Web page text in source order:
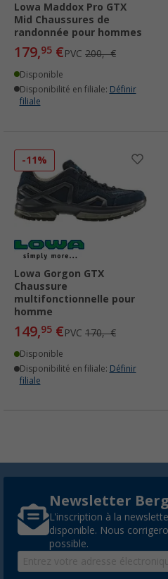
Lowa Maddox Pro GTX
Mid Chaussures de
randonnée pour hommes
179,95 €PVC 200,- €
Disponible
Disponibilité en filiale: Définir
filiale
-11%
Lowa Gorgon GTX
Chaussure
multifonctionnelle pour
homme
149,95 €PVC 170,- €
Disponible
Disponibilité en filiale: Définir
filiale
Newsletter
L'inscription à la
disponible. Nous
possible.